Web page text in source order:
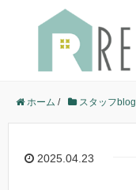
ホーム / スタッフblog
2025.04.23